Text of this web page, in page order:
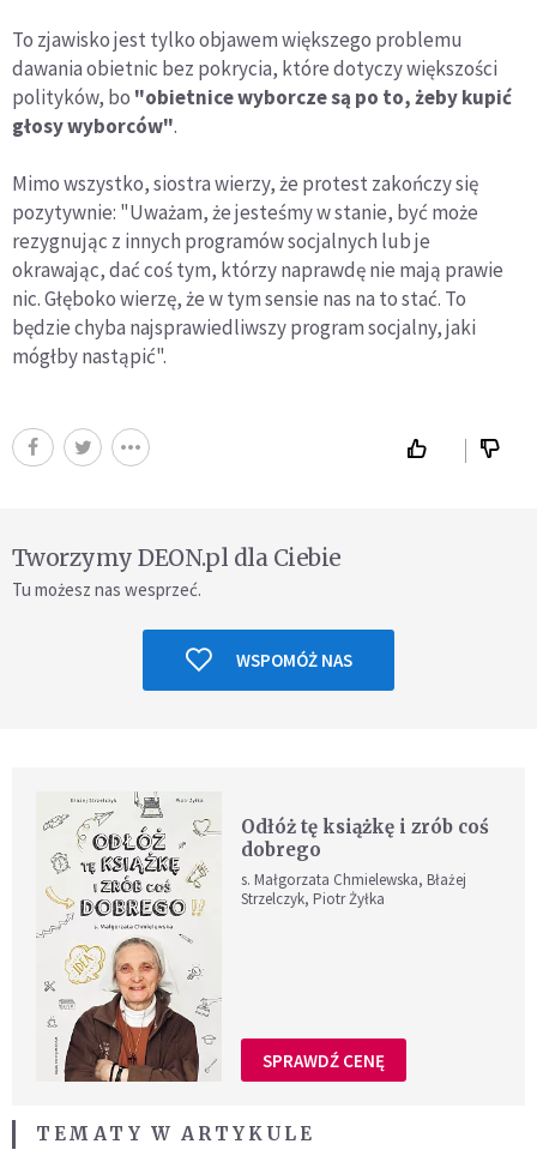
To zjawisko jest tylko objawem większego problemu
dawania obietnic bez pokrycia, które dotyczy większości
polityków, bo "obietnice wyborcze są po to, żeby kupić
głosy wyborców".
Mimo wszystko, siostra wierzy, że protest zakończy się
pozytywnie: "Uważam, że jesteśmy w stanie, być może
rezygnując z innych programów socjalnych lub je
okrawając, dać coś tym, którzy naprawdę nie mają prawie
nic. Głęboko wierzę, że w tym sensie nas na to stać. To
będzie chyba najsprawiedliwszy program socjalny, jaki
mógłby nastąpić".
Tworzymy DEON.pl dla Ciebie
Tu możesz nas wesprzeć.
WSPOMÓŻ NAS
Odłóż tę książkę i zrób coś
dobrego
s. Małgorzata Chmielewska, Błażej
Strzelczyk, Piotr Żyłka
SPRAWDŹ CENĘ
TEMATY W ARTYKULE